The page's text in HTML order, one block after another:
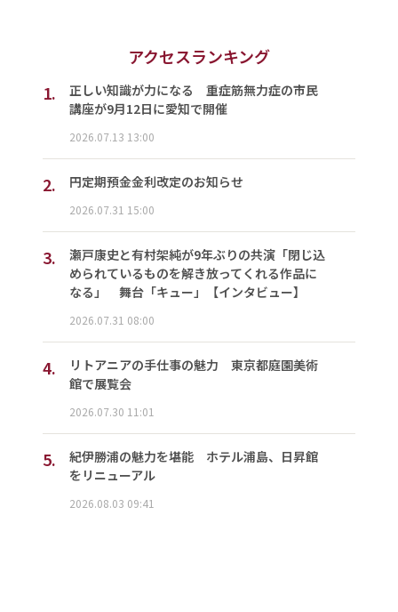
アクセスランキング
1.
正しい知識が力になる 重症筋無力症の市民
講座が9月12日に愛知で開催
2026.07.13 13:00
2. 円定期預金金利改定のお知らせ
2026.07.31 15:00
3.
瀬戸康史と有村架純が9年ぶりの共演「閉じ込
められているものを解き放ってくれる作品に
なる」 舞台「キュー」【インタビュー】
2026.07.31 08:00
4.
リトアニアの手仕事の魅力 東京都庭園美術
館で展覧会
2026.07.30 11:01
5.
紀伊勝浦の魅力を堪能 ホテル浦島、日昇館
をリニューアル
2026.08.03 09:41